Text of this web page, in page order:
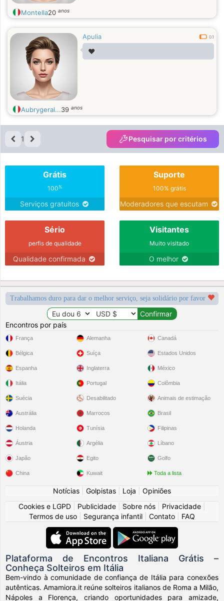
Montella20 anos
Apulia 0.1
❤️
Aubrygeral...39 anos
1 Pesquisar por critérios
Grátis
100%
Serviços gratuitos
Suporte
100% grátis
Moderadores que escutam
Sério
perfis de qualidade
Qualidade confirmada
Visitantes
Muito visitado
O melhor
Trabalhamos duro para dar o melhor serviço, seja solidário por favor
Encontros por país
França
Bélgica
Espanha
Itália
Suécia
Alemanha
Suíça
Inglaterra
Portugal
Desabilitado
Canadá
Estados Unidos
México
Colômbia
Animais de estimação
Austrália
Holanda
Áustria
Japão
China
Marrocos
Tunísia
Argélia
Egito
Kuwait
Brasil
Filipinas
Líbano
Golfo
Toda a lista
Notícias Golpistas Loja
Opiniões
Cookies e LGPD
Publicidade Sobre nós Privacidade
Termos de uso
Segurança infantil Contato FAQ
Plataforma de Encontros Italiana Grátis –
Conheça Solteiros em Itália
Bem-vindo à comunidade de confiança de Itália para conexões
autênticas. Amamiora.it reúne solteiros italianos de Roma a Milão,
Nápoles a Florença, criando oportunidades para amizade,